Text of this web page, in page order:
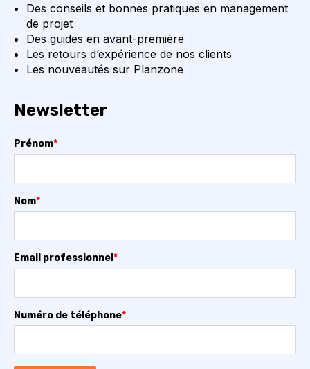
Des conseils et bonnes pratiques en management
de projet
Des guides en avant-première
Les retours d’expérience de nos clients
Les nouveautés sur Planzone
Newsletter
Prénom*
Nom*
Email professionnel *
Numéro de téléphone*